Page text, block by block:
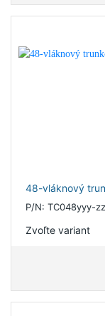
48-vláknový
P/N: TC048yyy-
Zvoľte variant